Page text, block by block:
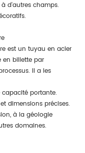
d'autres champs.
est un tuyau en acier
en billette par
Il a les
portante.
dimensions précises.
à la géologie
domaines.